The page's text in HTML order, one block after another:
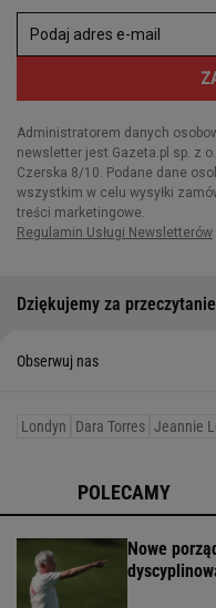
Dziękujemy za przeczytanie
Obserwuj nas
Londyn Dara Torres Jeannie
POLECAMY
Nowe